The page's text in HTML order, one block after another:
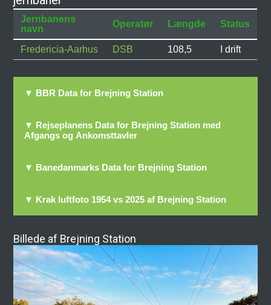
Jernbanens
navn
Operatør Længde Status
Fredericia-Aarhus DSB 108,5 I drift
▼ BBR Data for Brejning Station
▼ Rejseplanens Data for Brejning Station med
Afgangs og Ankomsttavler
▼ Banedanmarks Data for Brejning Station
▼ Krak luftfoto 1954 vs 2025 af Brejning Station
Billede af Brejning Station